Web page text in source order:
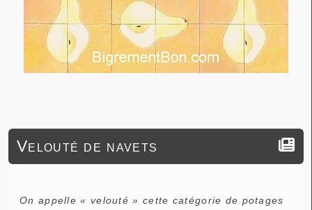
Velouté de navets
On appelle « velouté » cette catégorie de potages